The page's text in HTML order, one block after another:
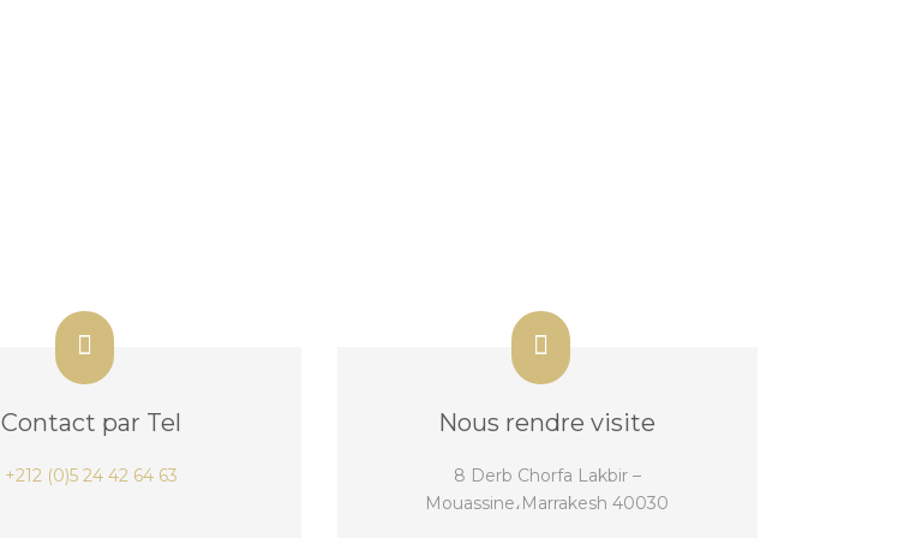
Contact par Tel
+212 (0)5 24 42 64 63
Nous rendre visite
8 Derb Chorfa Lakbir –
Mouassine،Marrakesh 40030